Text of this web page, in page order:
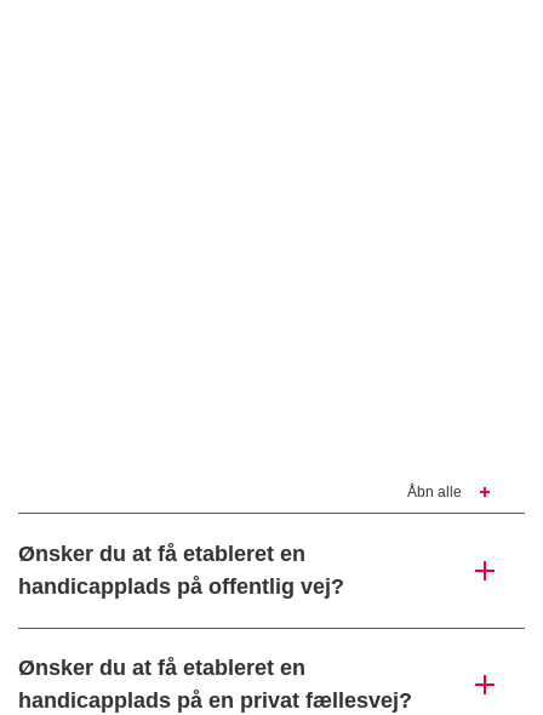
Åbn alle
Ønsker du at få etableret en
handicapplads på offentlig vej?
Ønsker du at få etableret en
handicapplads på en privat fællesvej?